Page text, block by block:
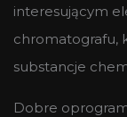
interesującym
chromatografu,
substancje
Dobre